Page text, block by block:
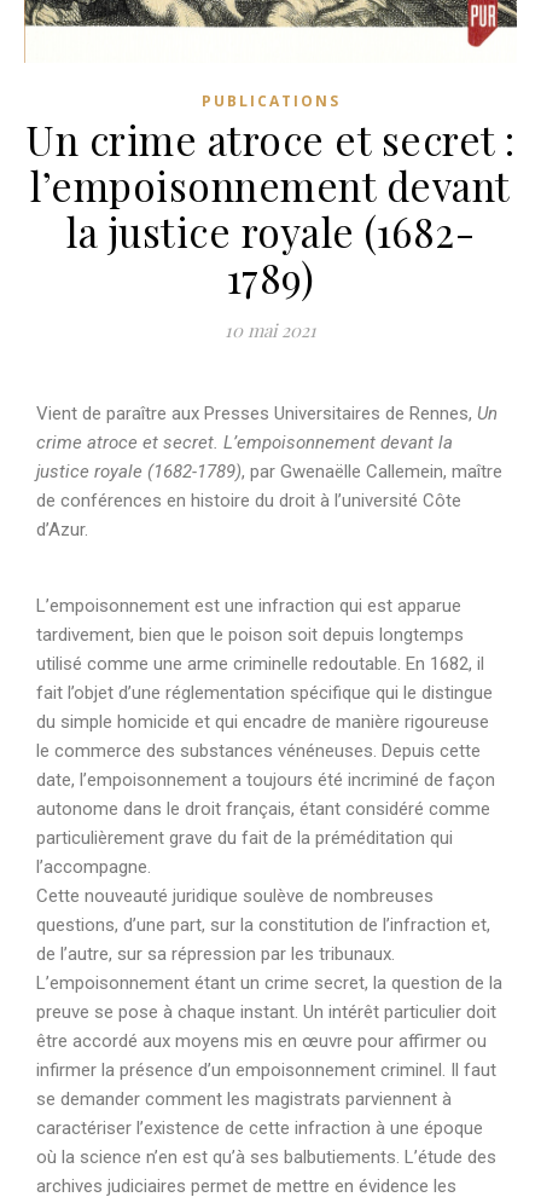
PUBLICATIONS
Un crime atroce et secret :
l’empoisonnement devant
la justice royale (1682-
1789)
10 mai 2021
Vient de paraître aux Presses Universitaires de Rennes, Un
crime atroce et secret. L’empoisonnement devant la
justice royale (1682-1789), par Gwenaëlle Callemein, maître
de conférences en histoire du droit à l’université Côte
d’Azur.
L’empoisonnement est une infraction qui est apparue
tardivement, bien que le poison soit depuis longtemps
utilisé comme une arme criminelle redoutable. En 1682, il
fait l’objet d’une réglementation spécifique qui le distingue
du simple homicide et qui encadre de manière rigoureuse
le commerce des substances vénéneuses. Depuis cette
date, l’empoisonnement a toujours été incriminé de façon
autonome dans le droit français, étant considéré comme
particulièrement grave du fait de la préméditation qui
l’accompagne.
Cette nouveauté juridique soulève de nombreuses
questions, d’une part, sur la constitution de l’infraction et,
de l’autre, sur sa répression par les tribunaux.
L’empoisonnement étant un crime secret, la question de la
preuve se pose à chaque instant. Un intérêt particulier doit
être accordé aux moyens mis en œuvre pour affirmer ou
infirmer la présence d’un empoisonnement criminel. Il faut
se demander comment les magistrats parviennent à
caractériser l’existence de cette infraction à une époque
où la science n’en est qu’à ses balbutiements. L’étude des
archives judiciaires permet de mettre en évidence les